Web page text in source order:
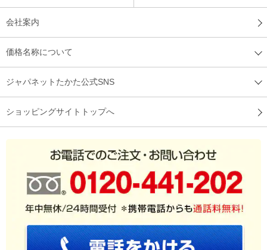
会社案内
価格名称について
ジャパネットたかた公式SNS
ショッピングサイトトップへ